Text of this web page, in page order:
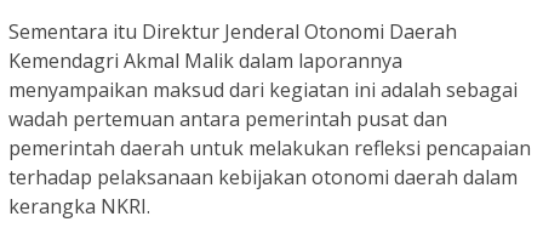
Sementara itu Direktur Jenderal Otonomi Daerah
Kemendagri Akmal Malik dalam laporannya
menyampaikan maksud dari kegiatan ini adalah sebagai
wadah pertemuan antara pemerintah pusat dan
pemerintah daerah untuk melakukan refleksi pencapaian
terhadap pelaksanaan kebijakan otonomi daerah dalam
kerangka NKRI.